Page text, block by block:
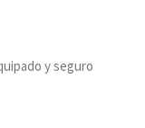
y seguro